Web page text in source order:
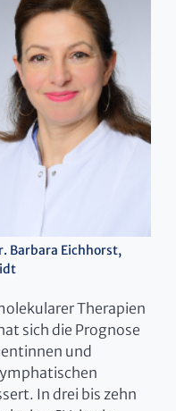
Barbara Eichhorst,
Therapien
sich die Prognose
und
In drei bis zehn